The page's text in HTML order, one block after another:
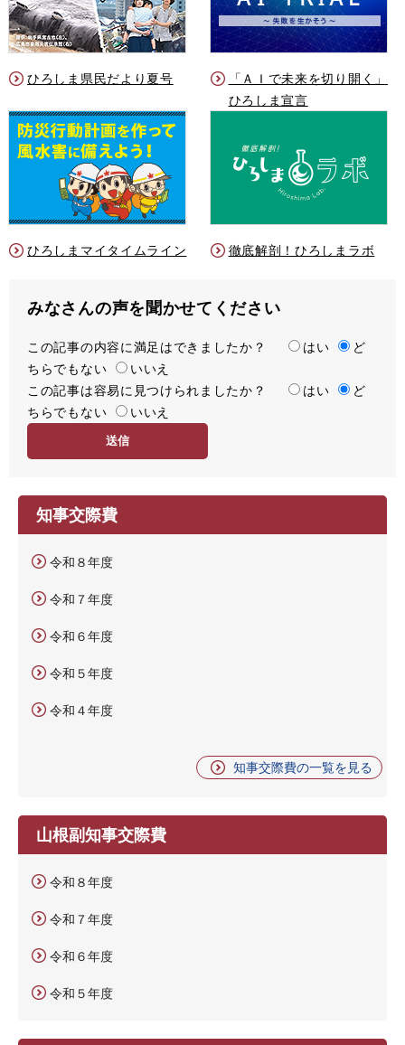
ひろしま県民だより夏号
「ＡＩで未来を切り開く」
ひろしま宣言
ひろしまマイタイムライン 徹底解剖！ひろしまラボ
みなさんの声を聞かせてください
満
足
度
この記事の内容に満足はできましたか？ はい
ど
ちらでもない
いいえ
容
易
この記事は容易に見つけられましたか？ はい
ど
ちらでもない
いいえ
知事交際費
令和８年度
令和７年度
令和６年度
令和５年度
令和４年度
知事交際費の一覧を見る
山根副知事交際費
令和８年度
令和７年度
令和６年度
令和５年度